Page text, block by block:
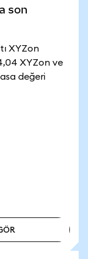
son
XYZon
XYZon ve
değeri